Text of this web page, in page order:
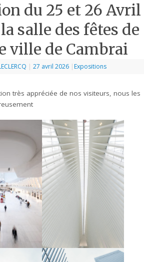
du 25 et 26 Avril
salle des fêtes de
ville de Cambrai
| 27 avril 2026 | Expositions
très appréciée de nos visiteurs, nous les